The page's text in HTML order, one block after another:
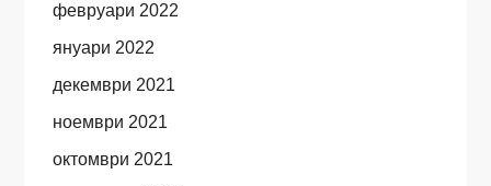
февруари 2022
януари 2022
декември 2021
ноември 2021
октомври 2021